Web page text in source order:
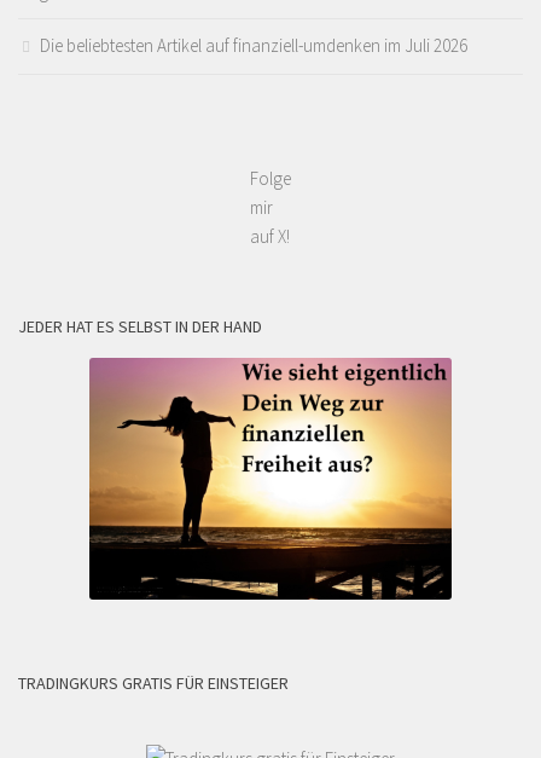
Die beliebtesten Artikel auf finanziell-umdenken im Juli 2026
Folge
mir
auf X!
JEDER HAT ES SELBST IN DER HAND
TRADINGKURS GRATIS FÜR EINSTEIGER